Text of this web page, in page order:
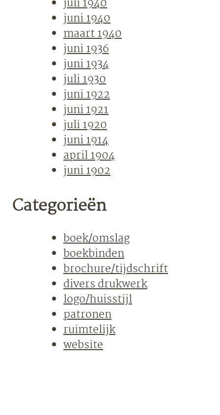
juli 1940
juni 1940
maart 1940
juni 1936
juni 1934
juli 1930
juni 1922
juni 1921
juli 1920
juni 1914
april 1904
juni 1902
Categorieën
boek/omslag
boekbinden
brochure/tijdschrift
divers drukwerk
logo/huisstijl
patronen
ruimtelijk
website